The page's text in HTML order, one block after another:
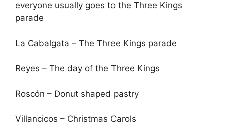
everyone usually goes to the Three Kings
parade
La Cabalgata – The Three Kings parade
Reyes – The day of the Three Kings
Roscón – Donut shaped pastry
Villancicos – Christmas Carols